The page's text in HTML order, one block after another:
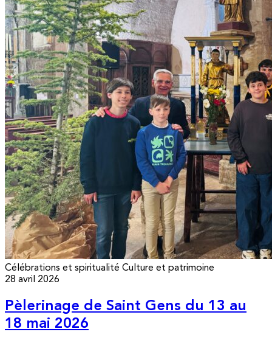
Célébrations et spiritualité Culture et patrimoine
28 avril 2026
Pèlerinage de Saint Gens du 13 au
18 mai 2026